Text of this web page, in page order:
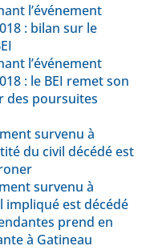
l’événement
: bilan sur le
l’événement
: le BEI remet son
des poursuites
survenu à
du civil décédé est
survenu à
impliqué est décédé
prend en
à Gatineau